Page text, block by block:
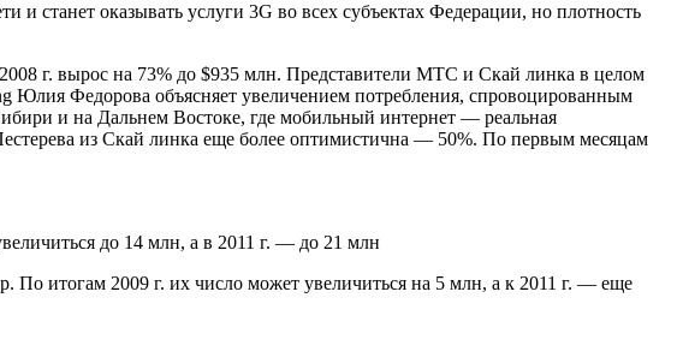
станет оказывать услуги 3G во всех субъектах Федерации, но плотность
г. вырос на 73% до $935 млн. Представители МТС и Скай линка в целом
Юлия Федорова объясняет увеличением потребления, спровоцированным
и на Дальнем Востоке, где мобильный интернет — реальная
из Скай линка еще более оптимистична — 50%. По первым месяцам
до 14 млн, а в 2011 г. — до 21 млн
По итогам 2009 г. их число может увеличиться на 5 млн, а к 2011 г. — еще